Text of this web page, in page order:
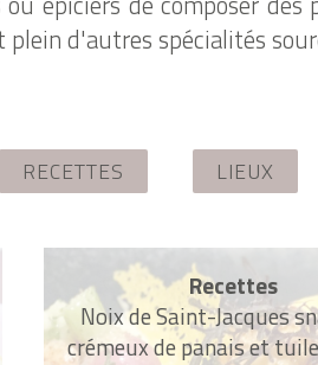
d'autres spécialités
RECETTES LIEUX
Recettes
Noix de Saint-Jacques
crémeux de panais et